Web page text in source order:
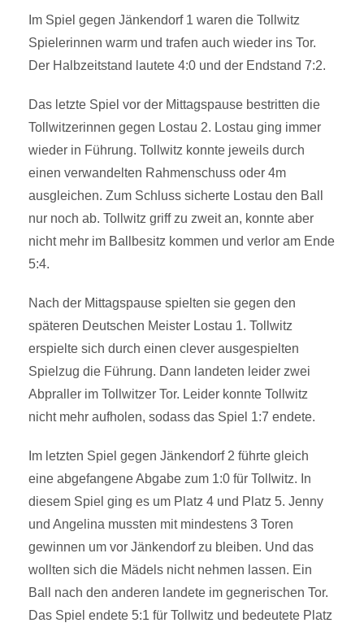
Im Spiel gegen Jänkendorf 1 waren die Tollwitz
Spielerinnen warm und trafen auch wieder ins Tor.
Der Halbzeitstand lautete 4:0 und der Endstand 7:2.
Das letzte Spiel vor der Mittagspause bestritten die
Tollwitzerinnen gegen Lostau 2. Lostau ging immer
wieder in Führung. Tollwitz konnte jeweils durch
einen verwandelten Rahmenschuss oder 4m
ausgleichen. Zum Schluss sicherte Lostau den Ball
nur noch ab. Tollwitz griff zu zweit an, konnte aber
nicht mehr im Ballbesitz kommen und verlor am Ende
5:4.
Nach der Mittagspause spielten sie gegen den
späteren Deutschen Meister Lostau 1. Tollwitz
erspielte sich durch einen clever ausgespielten
Spielzug die Führung. Dann landeten leider zwei
Abpraller im Tollwitzer Tor. Leider konnte Tollwitz
nicht mehr aufholen, sodass das Spiel 1:7 endete.
Im letzten Spiel gegen Jänkendorf 2 führte gleich
eine abgefangene Abgabe zum 1:0 für Tollwitz. In
diesem Spiel ging es um Platz 4 und Platz 5. Jenny
und Angelina mussten mit mindestens 3 Toren
gewinnen um vor Jänkendorf zu bleiben. Und das
wollten sich die Mädels nicht nehmen lassen. Ein
Ball nach den anderen landete im gegnerischen Tor.
Das Spiel endete 5:1 für Tollwitz und bedeutete Platz